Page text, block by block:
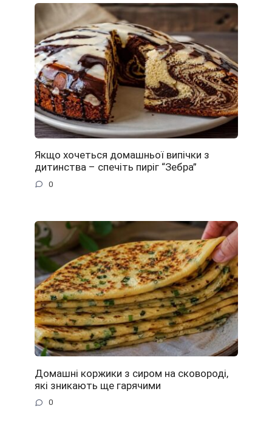
Якщо хочеться домашньої випічки з
дитинства – спечіть пиріг “Зебра”
0
Домашні коржики з сиром на сковороді,
які зникають ще гарячими
0